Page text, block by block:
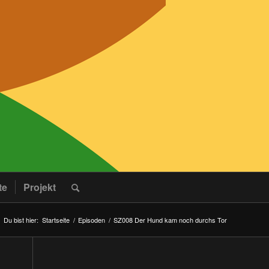
Projekt
Du bist hier: Startseite / Episoden / SZ008 Der Hund kam noch durchs Tor